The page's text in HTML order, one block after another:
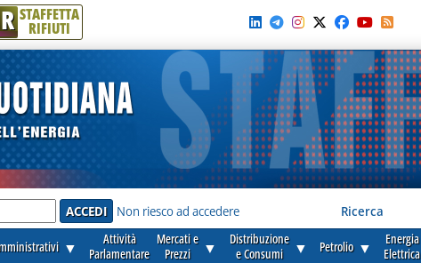
R STAFFETTA
RIFIUTI
Non riesco ad accedere Ricerca
▼
Attività
Parlamentare
Mercati e
Prezzi
▼
Distribuzione
e Consumi
▼ Petrolio ▼
Energia
Elettrica